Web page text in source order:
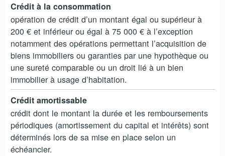
Crédit à la consommation
opération de crédit d’un montant égal ou supérieur à
200 € et inférieur ou égal à 75 000 € à l’exception
notamment des opérations permettant l’acquisition de
biens immobiliers ou garanties par une hypothèque ou
une sureté comparable ou un droit lié à un bien
immobilier à usage d’habitation.
Crédit amortissable
crédit dont le montant la durée et les remboursements
périodiques (amortissement du capital et intérêts) sont
déterminés lors de sa mise en place selon un
échéancier.